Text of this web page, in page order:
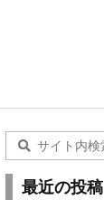
最近の投稿